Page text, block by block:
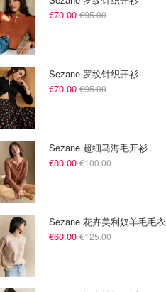
€70.00 €95.00
Sezane 罗纹针织开衫
€70.00 €95.00
Sezane 超细马海毛开衫
€80.00 €100.00
Sezane 花卉美利奴羊毛毛衣
€60.00 €125.00